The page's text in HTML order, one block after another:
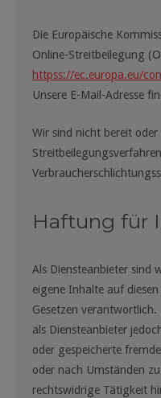
Die Europäische
Online-Streitbeilegung
httpss://ec.europa.eu/
Unsere E-Mail-Adresse
Wir sind nicht bereit
Haftung für
Als Diensteanbieter sind
eigene Inhalte auf
Gesetzen
als Diensteanbieter
oder gespeicherte
oder nach Umständen
rechtswidrige Tätigkeit